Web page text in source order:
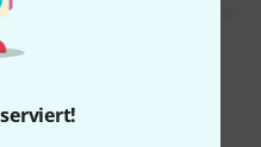
beim Umzug!